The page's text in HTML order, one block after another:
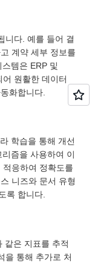
니다. 예를 들어 결
계약 세부 정보를
템은 ERP 및
원활한 데이터
화합니다.
학습을 통해 개선
즘을 사용하여 이
응하여 정확도를
니즈와 문서 유형
록 합니다.
같은 지표를 추적
을 통해 추가로 처